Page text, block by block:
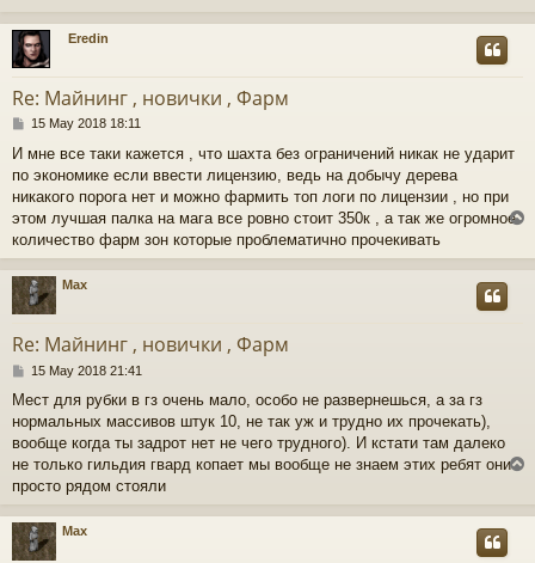
Eredin
Re: Майнинг , новички , Фарм
P
s
t
15 May 2018 18:11
И мне все таки кажется , что шахта без ограничений никак не ударит
по экономике если ввести лицензию, ведь на добычу дерева
никакого порога нет и можно фармить топ логи по лицензии , но при
этом лучшая палка на мага все ровно стоит 350к , а так же огромное
количество фарм зон которые проблематично прочекивать
p
Max
Re: Майнинг , новички , Фарм
P
s
t
15 May 2018 21:41
Мест для рубки в гз очень мало, особо не развернешься, а за гз
нормальных массивов штук 10, не так уж и трудно их прочекать),
вообще когда ты задрот нет не чего трудного). И кстати там далеко
не только гильдия гвард копает мы вообще не знаем этих ребят они
просто рядом стояли
Max